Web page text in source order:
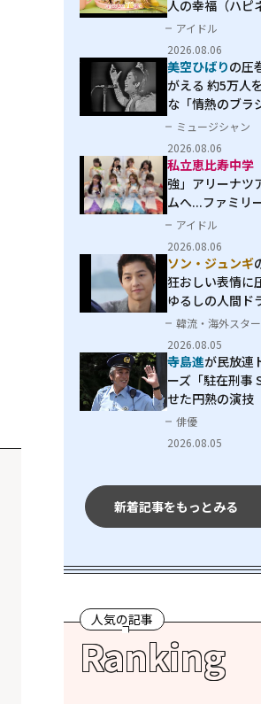
人の幸福（ハピ
MAKING
アイドル
2026.08.06
美空ひばりの圧
がえる 約5万人
な「情熱のブラ
ミュージシャン
2026.08.06
私立恵比寿中学
強」アリーナツ
ムへ...ファミリ
アイドル
2026.08.06
ソン・ジュンギ
狂おしい表情に
ゆるしの人間ド
男」
韓流・海外スター
2026.08.05
寺島進が民放連
ーズ「駐在刑事
せた円熟の演技
俳優
2026.08.05
新着記事をもっとみる
人気の記事
Ranking